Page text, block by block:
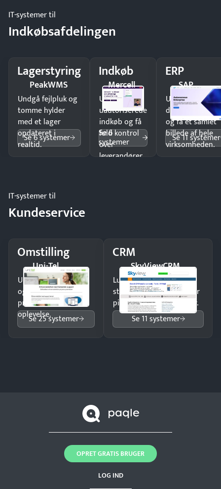
IT-systemer til
Indkøbsafdelingen
Lagerstyring
PeakWMS
Undgå fejlpluk og
tomme hylder
med et lager
opdateret i
realtid.
Se 6 systemer
Indkøb
Mercell
Undgå
uautoriserede
indkøb og få
fuld kontrol
over
leverandører
Se 6
systemer
ERP
SAP
Undgå
og få ét samlet
billede af hele
virksomheden.
Se 11 systemer
IT-systemer til
Kundeservice
Omstilling
Uni-Tel
Undgå tabte opkald
og giv kunderne en
professionel
oplevelse.
Se 25 systemer
CRM
SkyViewCRM
Luk flere salg med et
struktureret overblik over
pipeline og opfølgninger.
Se 11 systemer
LOG IND
OPRET GRATIS BRUGER